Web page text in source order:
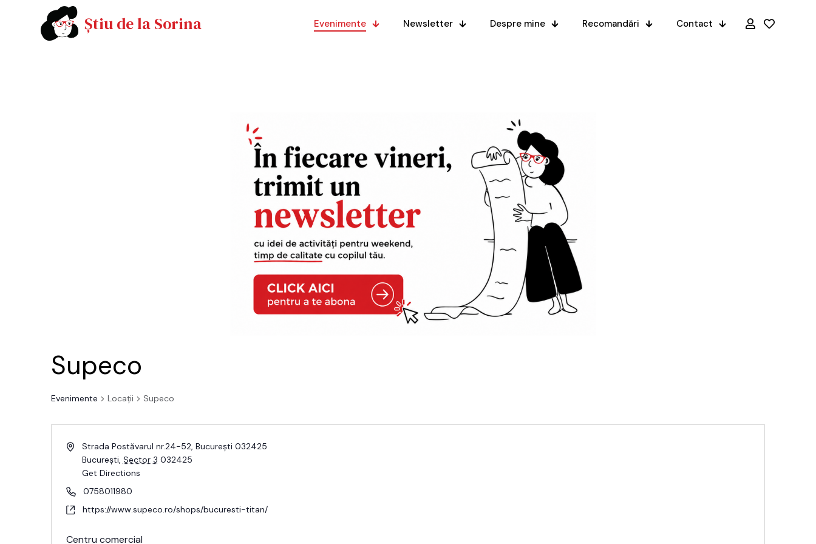
Știu de la Sorina Evenimente Newsletter Despre mine Recomandări Contact
Supeco
Evenimente Locații Supeco
Strada Postăvarul nr.24-52, București 032425
București, Sector 3 032425
Get Directions
0758011980
https://www.supeco.ro/shops/bucuresti-titan/
Centru comercial